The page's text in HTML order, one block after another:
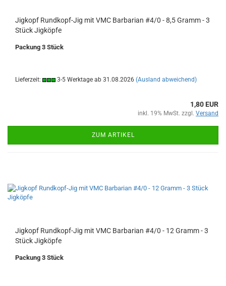
Jigkopf Rundkopf-Jig mit VMC Barbarian #4/0 - 8,5 Gramm - 3
Stück Jigköpfe
Packung 3 Stück
Lieferzeit: 3-5 Werktage ab 31.08.2026 (Ausland abweichend)
1,80 EUR
inkl. 19% MwSt. zzgl. Versand
ZUM ARTIKEL
Jigkopf Rundkopf-Jig mit VMC Barbarian #4/0 - 12 Gramm - 3
Stück Jigköpfe
Packung 3 Stück